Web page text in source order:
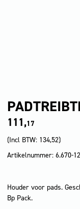
111,17
(Incl BTW: 134,52)
Artikelnummer: 6.670-
Houder voor pads.
Bp Pack.